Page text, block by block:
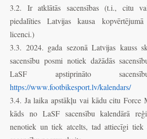
3.2. Ir atklātās sacensības (t.i., citu
piedalīties Latvijas kausa
licenci.)
3.3. 2024. gada sezonā Latvijas kauss
sacensību posmi notiek dažādās
LaSF apstiprināto
https://www.footbikesport.lv/kalendars/
3.4. Ja laika apstākļu vai kādu citu Force
kāds no LaSF sacensību kalendārā
nenotiek un tiek atcelts, tad attiecīgi tiek